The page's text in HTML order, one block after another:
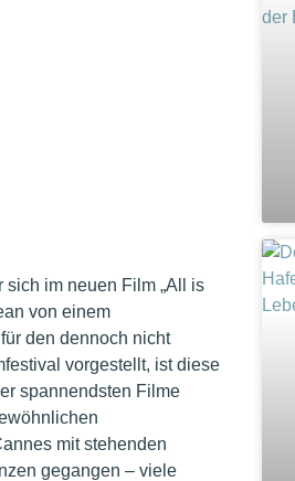
sich im neuen Film „All is
von einem
den dennoch nicht
vorgestellt, ist diese
spannendsten Filme
mit stehenden
gegangen – viele